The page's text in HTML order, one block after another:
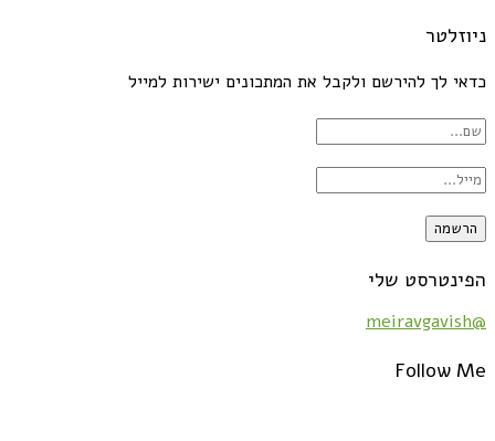
ניוזלטר
כדאי לך להירשם ולקבל את המתכונים ישירות למייל
הפינטרסט שלי
@meiravgavish
Follow Me